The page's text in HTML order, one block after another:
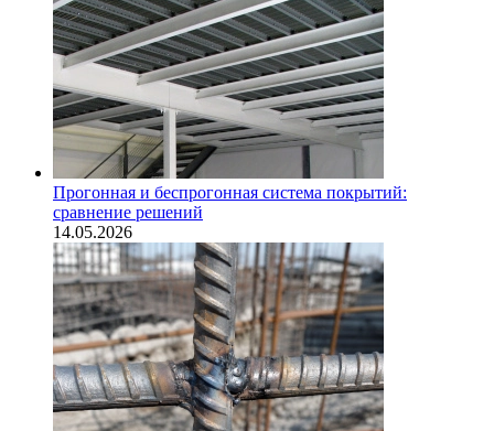
Прогонная и беспрогонная система покрытий:
сравнение решений
14.05.2026